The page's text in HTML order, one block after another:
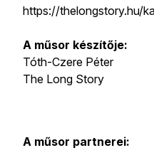
https://thelongstory.hu/
A műsor készítője:
Tóth-Czere Péter
The Long Story
A műsor partnerei: